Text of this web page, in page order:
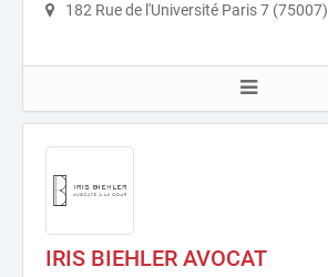
182 Rue de l'Université Paris 7 (75007)
IRIS BIEHLER AVOCAT